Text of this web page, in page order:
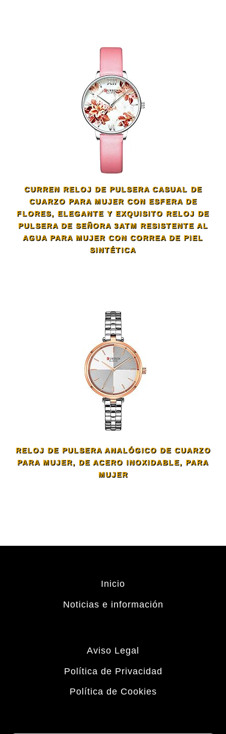
CURREN RELOJ DE PULSERA CASUAL DE
CUARZO PARA MUJER CON ESFERA DE
FLORES, ELEGANTE Y EXQUISITO RELOJ DE
PULSERA DE SEÑORA 3ATM RESISTENTE AL
AGUA PARA MUJER CON CORREA DE PIEL
SINTÉTICA
RELOJ DE PULSERA ANALÓGICO DE CUARZO
PARA MUJER, DE ACERO INOXIDABLE, PARA
MUJER
Inicio
Noticias e información
Aviso Legal
Política de Privacidad
Política de Cookies